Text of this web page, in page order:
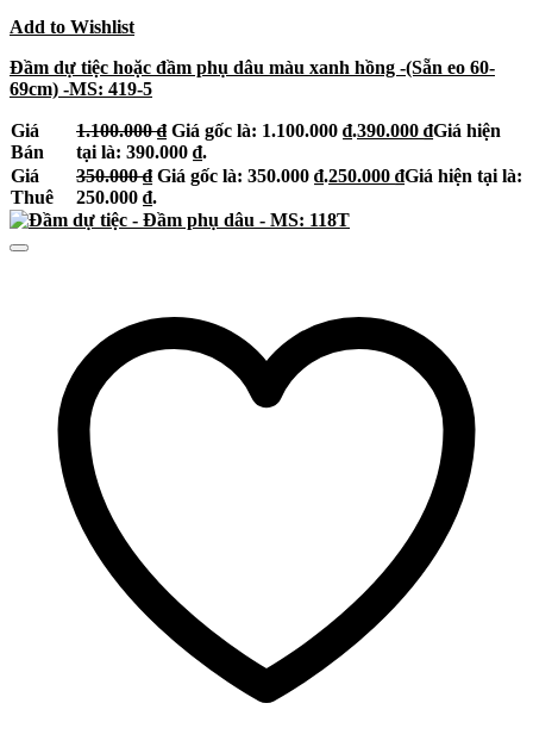
Add to Wishlist
Đầm dự tiệc hoặc đầm phụ dâu màu xanh hồng -(Sẵn eo 60-
69cm) -MS: 419-5
Giá
Bán
1.100.000₫ Giá gốc là: 1.100.000 ₫.390.000 ₫Giá hiện
tại là: 390.000 ₫.
Giá
Thuê
350.000₫ Giá gốc là: 350.000 ₫.250.000 ₫Giá hiện tại là:
250.000 ₫.